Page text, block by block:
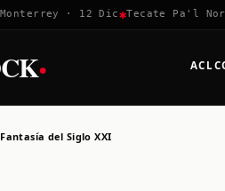
· 12 Dic ✱Tecate Pa'l Norte
· ACL
del Siglo XXI